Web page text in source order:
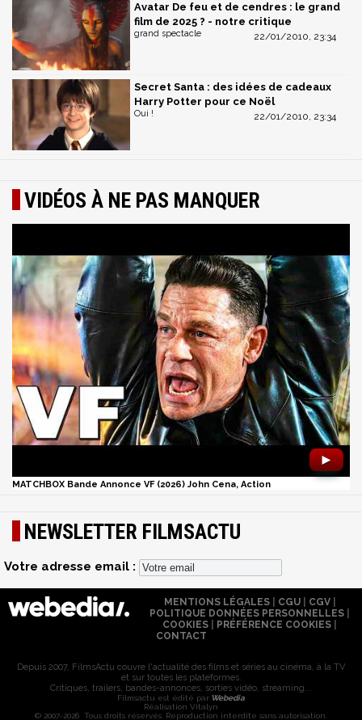
Avatar De feu et de cendres : le grand
film de 2025 ? - notre critique
22/01/2010, 23:34
grand spectacle
Secret Santa : des idées de cadeaux
Harry Potter pour ce Noël
22/01/2010, 23:34
Oui !
VIDÉOS À NE PAS MANQUER
►
MATCHBOX Bande Annonce VF (2026) John Cena, Action
NEWSLETTER FILMSACTU
Votre adresse email :
MENTIONS LÉGALES| CGU| CGV|
POLITIQUE DONNÉES PERSONNELLES
COOKIES
PRÉFÉRENCE COOKIES
CONTACT
Depuis 2007, FilmsActu couvre l'actualité des films et séries au cinéma, à la TV
et sur toutes les plateformes.
Critiques, trailers, bandes-annonces, sorties vidéo, streaming...
Filmsactu est édité par Webedia
Réalisation Vitalyn
© 2007-2026 Tous droits réservés. Reproduction interdite sans autorisation.